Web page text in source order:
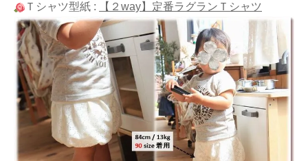
Ｔシャツ型紙 :
【２way】定番ラグランＴシャツ